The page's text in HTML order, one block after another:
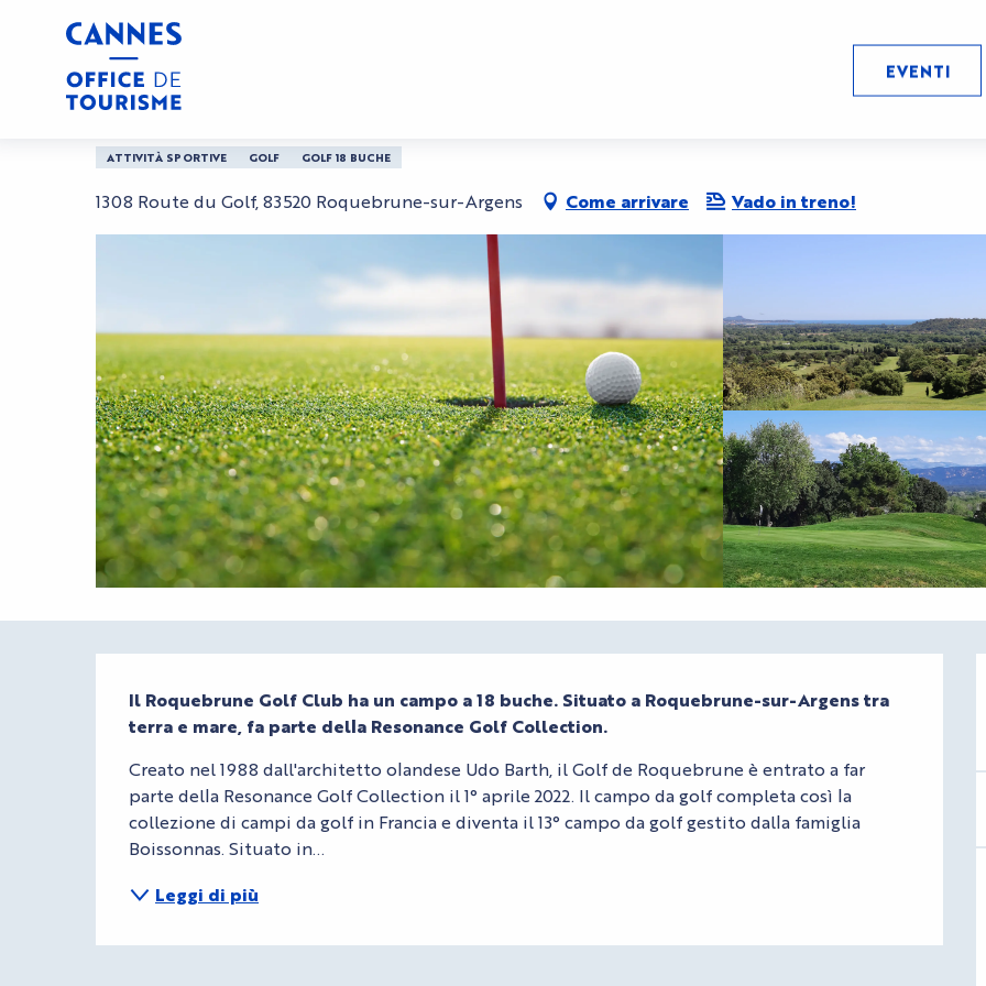
principal
EVENTI
Casa Campo da golf di Roquebrune
Campo da golf di Roquebrune
ATTIVITÀ SPORTIVE GOLF GOLF 18 BUCHE
1308 Route du Golf, 83520 Roquebrune-sur-Argens Come arrivare Vado in treno!
Descrizione
Il Roquebrune Golf Club ha un campo a 18 buche. Situato a Roquebrune-sur-Argens tra
terra e mare, fa parte della Resonance Golf Collection.
Creato nel 1988 dall'architetto olandese Udo Barth, il Golf de Roquebrune è entrato a far
parte della Resonance Golf Collection il 1° aprile 2022. Il campo da golf completa così la
collezione di campi da golf in Francia e diventa il 13° campo da golf gestito dalla famiglia
Boissonnas. Situato in...
Leggi di più